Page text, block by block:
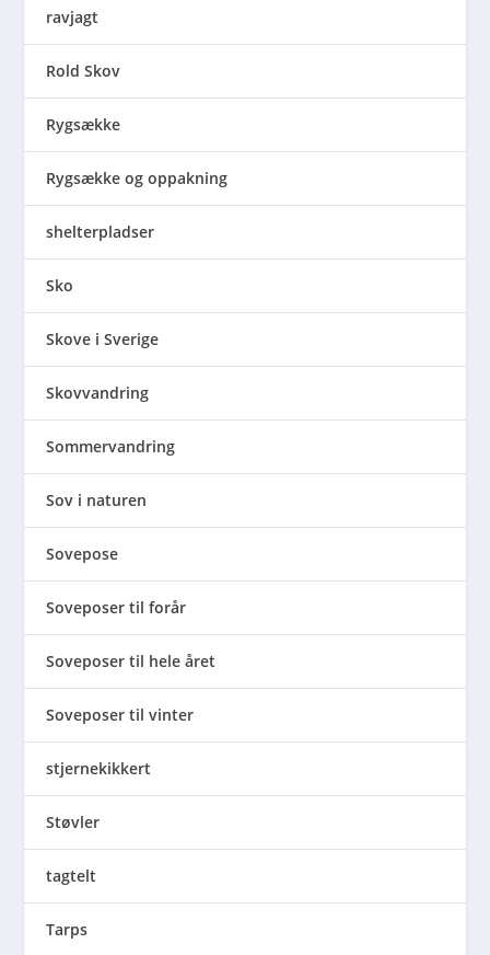
ravjagt
Rold Skov
Rygsække
Rygsække og oppakning
shelterpladser
Sko
Skove i Sverige
Skovvandring
Sommervandring
Sov i naturen
Sovepose
Soveposer til forår
Soveposer til hele året
Soveposer til vinter
stjernekikkert
Støvler
tagtelt
Tarps